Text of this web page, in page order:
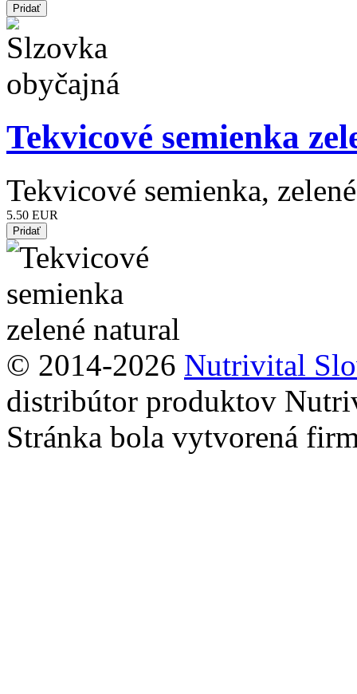
Tekvicové semienka
Tekvicové semienka,
5.50 EUR
© 2014-2026 Nutrivital
distribútor produktov
Stránka bola vytvorená